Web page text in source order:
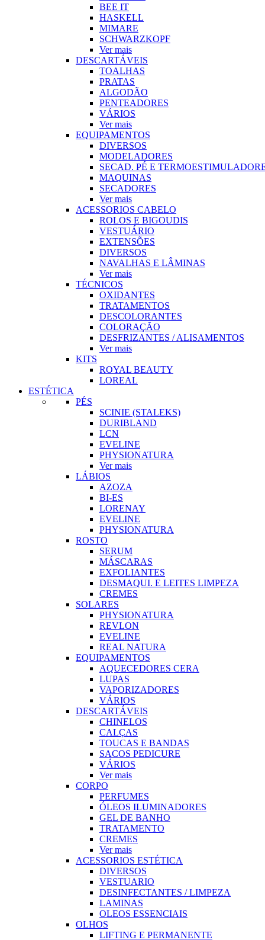
BEE IT
HASKELL
MIMARE
SCHWARZKOPF
Ver mais
DESCARTÁVEIS
TOALHAS
PRATAS
ALGODÃO
PENTEADORES
VÁRIOS
Ver mais
EQUIPAMENTOS
DIVERSOS
MODELADORES
SECAD. PÉ E
MAQUINAS
SECADORES
Ver mais
ACESSORIOS CABELO
ROLOS E BIGOUDIS
VESTUÁRIO
EXTENSÕES
DIVERSOS
NAVALHAS E LÂMINAS
Ver mais
TÉCNICOS
OXIDANTES
TRATAMENTOS
DESCOLORANTES
COLORAÇÃO
DESFRIZANTES / ALISAMENTOS
Ver mais
KITS
ROYAL BEAUTY
LOREAL
ESTÉTICA
PÉS
SCINIE (STALEKS)
DURIBLAND
LCN
EVELINE
PHYSIONATURA
Ver mais
LÁBIOS
AZOZA
BI-ES
LORENAY
EVELINE
PHYSIONATURA
ROSTO
SERUM
MÁSCARAS
EXFOLIANTES
DESMAQUI. E LEITES LIMPEZA
CREMES
SOLARES
PHYSIONATURA
REVLON
EVELINE
REAL NATURA
EQUIPAMENTOS
AQUECEDORES CERA
LUPAS
VAPORIZADORES
VÁRIOS
DESCARTÁVEIS
CHINELOS
CALÇAS
TOUCAS E BANDAS
SACOS PEDICURE
VÁRIOS
Ver mais
CORPO
PERFUMES
ÓLEOS ILUMINADORES
GEL DE BANHO
TRATAMENTO
CREMES
Ver mais
ACESSORIOS ESTÉTICA
DIVERSOS
VESTUARIO
DESINFECTANTES / LIMPEZA
LAMINAS
OLEOS ESSENCIAIS
OLHOS
LIFTING E PERMANENTE